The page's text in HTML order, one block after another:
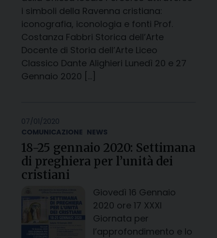
i simboli della Ravenna cristiana:
iconografia, iconologia e fonti Prof.
Costanza Fabbri Storica dell’Arte
Docente di Storia dell’Arte Liceo
Classico Dante Alighieri Lunedì 20 e 27
Gennaio 2020 […]
07/01/2020
COMUNICAZIONE NEWS
18-25 gennaio 2020: Settimana
di preghiera per l’unità dei
cristiani
Giovedì 16 Gennaio
2020 ore 17 XXXI
Giornata per
l’approfondimento e lo